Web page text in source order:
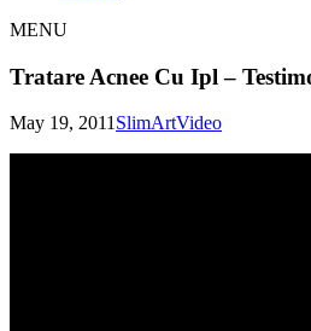
MENU
Tratare Acnee Cu Ipl –
May 19, 2011SlimArtVideo